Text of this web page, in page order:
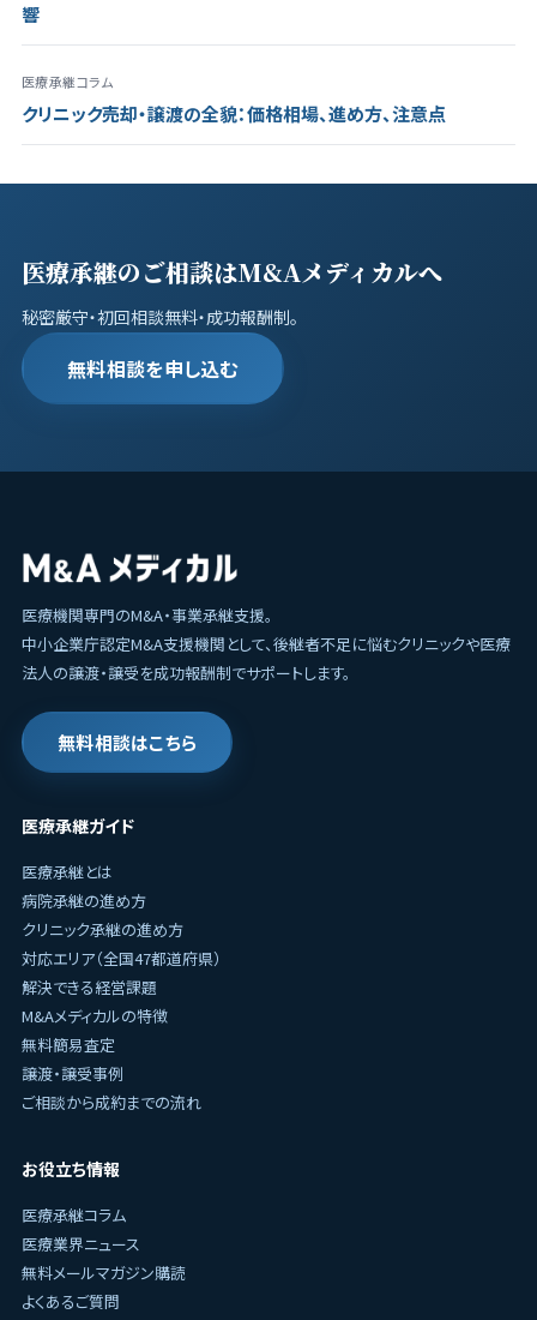
響
医療承継コラム
クリニック売却・譲渡の全貌：価格相場、進め方、注意点
医療承継のご相談はM&Aメディカルへ
秘密厳守・初回相談無料・成功報酬制。
無料相談を申し込む
医療機関専門のM&A・事業承継支援。
中小企業庁認定M&A支援機関として、後継者不足に悩むクリニックや医療
法人の譲渡・譲受を成功報酬制でサポートします。
無料相談はこちら
医療承継ガイド
医療承継とは
病院承継の進め方
クリニック承継の進め方
対応エリア（全国47都道府県）
解決できる経営課題
M&Aメディカルの特徴
無料簡易査定
譲渡・譲受事例
ご相談から成約までの流れ
お役立ち情報
医療承継コラム
医療業界ニュース
無料メールマガジン購読
よくあるご質問